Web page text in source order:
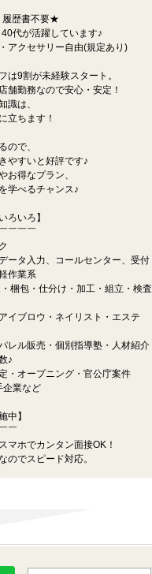
履歴書不要★
代が活躍しています♪
アクセサリー自由(規定あり)
は9割が未経験スタート。
舗勤務なので安心・安定！
識は、
立ちます！
ので、
やすいと好評です♪
お得なプラン、
学べるチャンス♪
ろいろ】
￣￣￣
ータ入力、コールセンター、受付
作業系
梱包・仕分け・加工・組立・検査
イブロウ・ネイリスト・エステ
レル販売・個別指導塾・人材紹介
♪
・オープニング・官公庁案件
業など
中】
￣
マホでカンタン面接OK！
のでスピード対応。